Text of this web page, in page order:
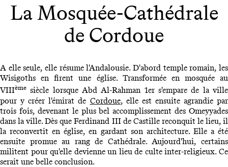
La Mosquée-Cathédrale
de Cordoue
A elle seule, elle résume l'Andalousie. D'abord temple romain, les
Wisigoths en firent une église. Transformée en mosquée au
VIIIème siècle lorsque Abd Al-Rahman 1er s'empare de la ville
pour y créer l'émirat de Cordoue, elle est ensuite agrandie par
trois fois, devenant le plus bel accomplissement des Omeyyades
dans la ville. Dès que Ferdinand III de Castille reconquit le lieu, il
la reconvertit en église, en gardant son architecture. Elle a été
ensuite promue au rang de Cathédrale. Aujourd'hui, certains
militent pour qu'elle devienne un lieu de culte inter-religieux. Ce
serait une belle conclusion.